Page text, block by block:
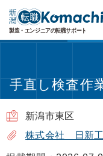
手直し検査作
新潟市東区
株式会社 日新